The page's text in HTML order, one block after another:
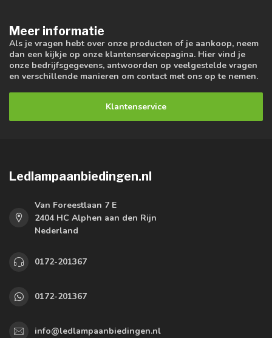
Meer informatie
Als je vragen hebt over onze producten of je aankoop, neem
dan een kijkje op onze klantenservicepagina. Hier vind je
onze bedrijfsgegevens, antwoorden op veelgestelde vragen
en verschillende manieren om contact met ons op te nemen.
Klantenservice
Ledlampaanbiedingen.nl
Van Foreestlaan 7 E
2404 HC Alphen aan den Rijn
Nederland
0172-201367
0172-201367
info@ledlampaanbiedingen.nl